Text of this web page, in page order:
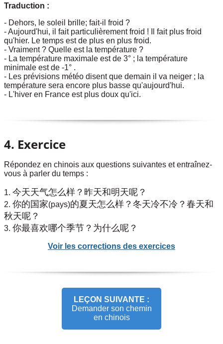
Traduction :
- Dehors, le soleil brille; fait-il froid ?
- Aujourd'hui, il fait particulièrement froid ! Il fait plus froid
qu'hier. Le temps est de plus en plus froid.
- Vraiment ? Quelle est la température ?
- La température maximale est de 3° ; la température
minimale est de -1° .
- Les prévisions météo disent que demain il va neiger ; la
température sera encore plus basse qu'aujourd'hui.
- L'hiver en France est plus doux qu'ici.
4. Exercice
Répondez en chinois aux questions suivantes et entraînez-
vous à parler du temps :
1. 今天天气怎么样？昨天和明天呢？
2. 你的国家(pays)的夏天怎么样？冬天冷不冷？春天和
秋天呢？
3. 你最喜欢哪个季节？为什么呢？
Voir les corrections des exercices
LEÇON SUIVANTE :
Demander son chemin
en chinois